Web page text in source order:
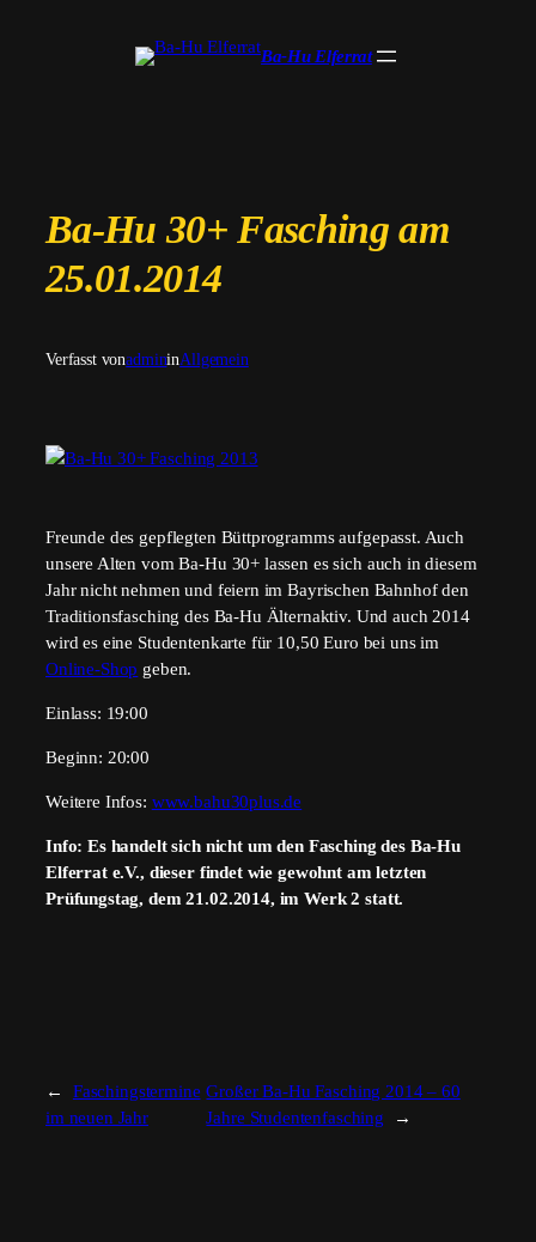
Ba-Hu Elferrat
Ba-Hu 30+ Fasching am
25.01.2014
Verfasst vonadmininAllgemein
Freunde des gepflegten Büttprogramms aufgepasst. Auch
unsere Alten vom Ba-Hu 30+ lassen es sich auch in diesem
Jahr nicht nehmen und feiern im Bayrischen Bahnhof den
Traditionsfasching des Ba-Hu Älternaktiv. Und auch 2014
wird es eine Studentenkarte für 10,50 Euro bei uns im
Online-Shop geben.
Einlass: 19:00
Beginn: 20:00
Weitere Infos: www.bahu30plus.de
Info: Es handelt sich nicht um den Fasching des Ba-Hu
Elferrat e.V., dieser findet wie gewohnt am letzten
Prüfungstag, dem 21.02.2014, im Werk 2 statt.
←
Faschingstermine
im neuen Jahr
Großer Ba-Hu Fasching 2014 – 60
Jahre Studentenfasching
→